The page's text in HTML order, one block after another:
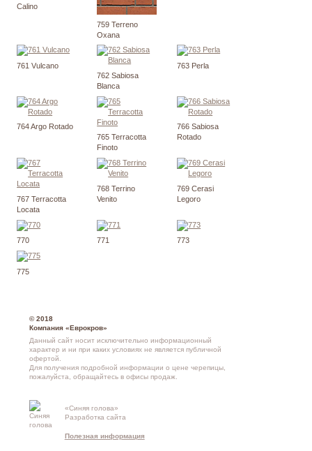
Calino
759 Terreno
Oxana
761 Vulcano
762 Sabiosa
Blanca
763 Perla
764 Argo Rotado
765 Terracotta
Finoto
766 Sabiosa
Rotado
767 Terracotta
Locata
768 Terrino
Venito
769 Cerasi
Legoro
770 771 773
775
© 2018
Компания «Еврокров»
Данный сайт носит исключительно информационный
характер и ни при каких условиях не является публичной
офертой.
Для получения подробной информации оцене черепицы
пожалуйста, обращайтесь в офисы продаж.
«Синяя голова»
Разработка сайта
Полезная информация